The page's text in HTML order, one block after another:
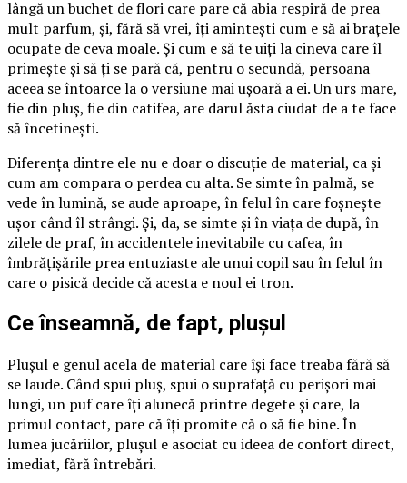
lângă un buchet de flori care pare că abia respiră de prea
mult parfum, și, fără să vrei, îți amintești cum e să ai brațele
ocupate de ceva moale. Și cum e să te uiți la cineva care îl
primește și să ți se pară că, pentru o secundă, persoana
aceea se întoarce la o versiune mai ușoară a ei. Un urs mare,
fie din pluș, fie din catifea, are darul ăsta ciudat de a te face
să încetinești.
Diferența dintre ele nu e doar o discuție de material, ca și
cum am compara o perdea cu alta. Se simte în palmă, se
vede în lumină, se aude aproape, în felul în care foșnește
ușor când îl strângi. Și, da, se simte și în viața de după, în
zilele de praf, în accidentele inevitabile cu cafea, în
îmbrățișările prea entuziaste ale unui copil sau în felul în
care o pisică decide că acesta e noul ei tron.
Ce înseamnă, de fapt, plușul
Plușul e genul acela de material care își face treaba fără să
se laude. Când spui pluș, spui o suprafață cu perișori mai
lungi, un puf care îți alunecă printre degete și care, la
primul contact, pare că îți promite că o să fie bine. În
lumea jucăriilor, plușul e asociat cu ideea de confort direct,
imediat, fără întrebări.